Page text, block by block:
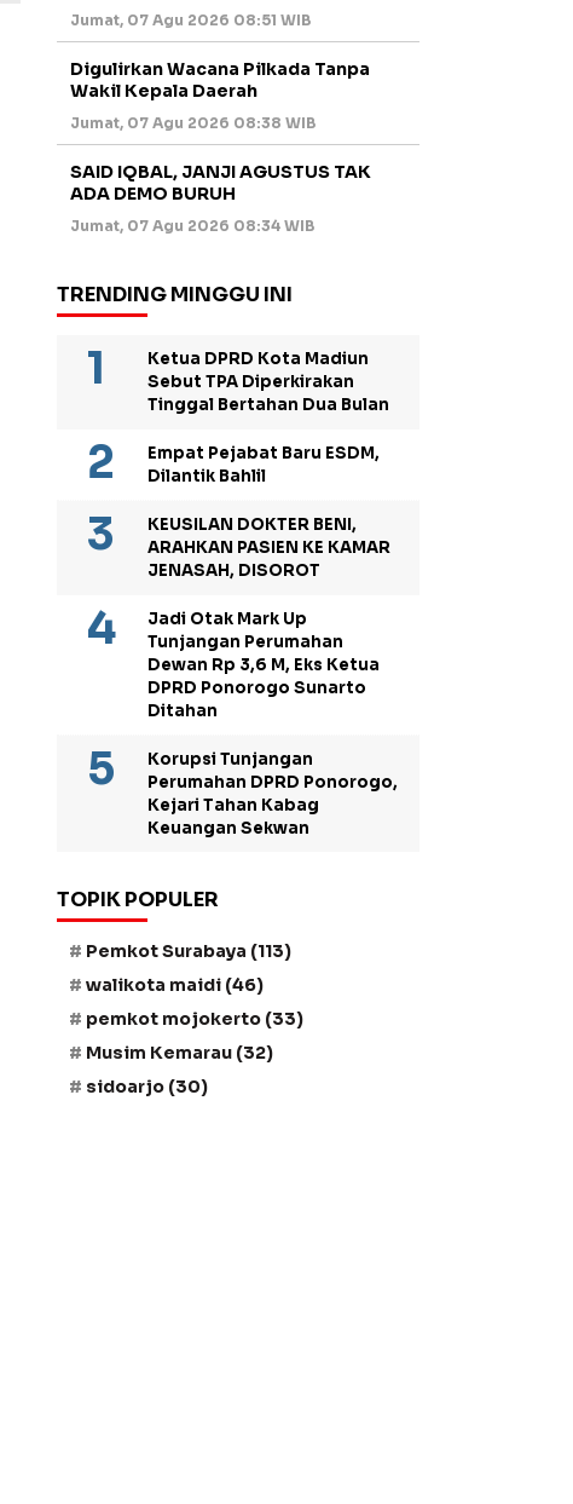
Jumat, 07 Agu 2026 08:51 WIB
Digulirkan Wacana Pilkada Tanpa
Wakil Kepala Daerah
Jumat, 07 Agu 2026 08:38 WIB
SAID IQBAL, JANJI AGUSTUS TAK
ADA DEMO BURUH
Jumat, 07 Agu 2026 08:34 WIB
TRENDING MINGGU INI
Ketua DPRD Kota Madiun
Sebut TPA Diperkirakan
Tinggal Bertahan Dua Bulan
Empat Pejabat Baru ESDM,
Dilantik Bahlil
KEUSILAN DOKTER BENI,
ARAHKAN PASIEN KE KAMAR
JENASAH, DISOROT
Jadi Otak Mark Up
Tunjangan Perumahan
Dewan Rp 3,6 M, Eks Ketua
DPRD Ponorogo Sunarto
Ditahan
Korupsi Tunjangan
Perumahan DPRD Ponorogo,
Kejari Tahan Kabag
Keuangan Sekwan
TOPIK POPULER
Pemkot Surabaya (113)
walikota maidi (46)
pemkot mojokerto (33)
Musim Kemarau (32)
sidoarjo (30)